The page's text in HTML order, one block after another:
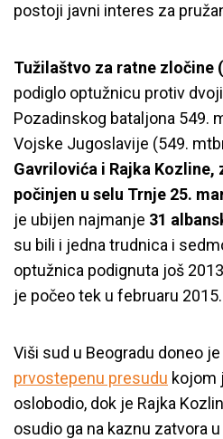
postoji javni interes za
Tužilaštvo za ratne zločine
podiglo optužnicu protiv
Pozadinskog bataljona 549.
Vojske Jugoslavije (549.
Gavrilovića i Rajka Kozline,
počinjen u selu Trnje 25.
je ubijen najmanje 31
su bili i jedna trudnica i
optužnica podignuta još
je počeo tek u februaru
Viši sud u Beogradu doneo
prvostepenu presudu kojom
oslobodio, dok je Rajka
osudio ga na kaznu zatvora